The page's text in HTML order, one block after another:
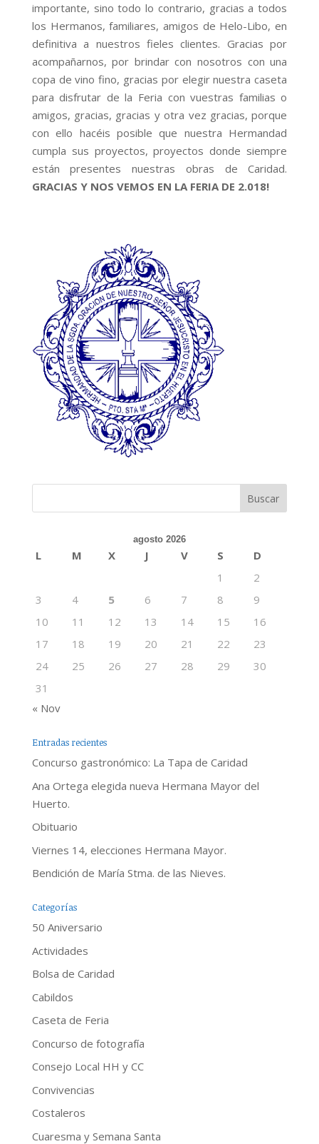
importante, sino todo lo contrario, gracias a todos
los Hermanos, familiares, amigos de Helo-Libo, en
definitiva a nuestros fieles clientes. Gracias por
acompañarnos, por brindar con nosotros con una
copa de vino fino, gracias por elegir nuestra caseta
para disfrutar de la Feria con vuestras familias o
amigos, gracias, gracias y otra vez gracias, porque
con ello hacéis posible que nuestra Hermandad
cumpla sus proyectos, proyectos donde siempre
están presentes nuestras obras de Caridad.
GRACIAS Y NOS VEMOS EN LA FERIA DE 2.018!
agosto 2026
L M X J V S
D
1
2
3
4 5 6 7 8
9
10
11 12 13 14 15
16
17
18 19 20 21 22
23
24
25 26 27 28 29
30
31
« Nov
Entradas recientes
Concurso gastronómico: La Tapa de Caridad
Ana Ortega elegida nueva Hermana Mayor del
Huerto.
Obituario
Viernes 14, elecciones Hermana Mayor.
Bendición de María Stma. de las Nieves.
Categorías
50 Aniversario
Actividades
Bolsa de Caridad
Cabildos
Caseta de Feria
Concurso de fotografía
Consejo Local HH y CC
Convivencias
Costaleros
Cuaresma y Semana Santa